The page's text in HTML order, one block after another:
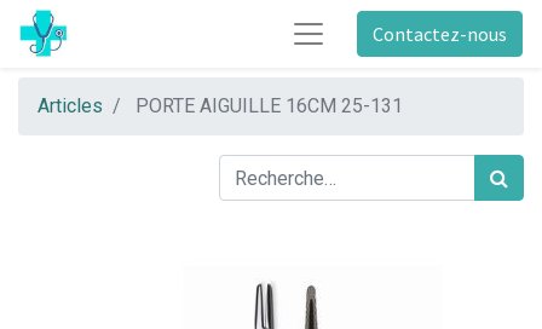
Contactez-nous
Articles PORTE AIGUILLE 16CM 25-131